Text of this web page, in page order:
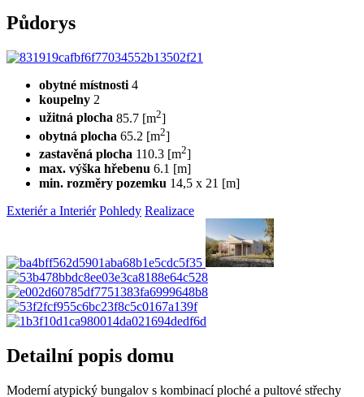
Půdorys
obytné místnosti 4
koupelny 2
užitná plocha 85.7 [m2]
obytná plocha 65.2 [m2]
zastavěná plocha 110.3 [m2]
max. výška hřebenu 6.1 [m]
min. rozměry pozemku 14,5 x 21 [m]
Exteriér a Interiér Pohledy Realizace
Detailní popis domu
Moderní atypický bungalov s kombinací ploché a pultové střechy